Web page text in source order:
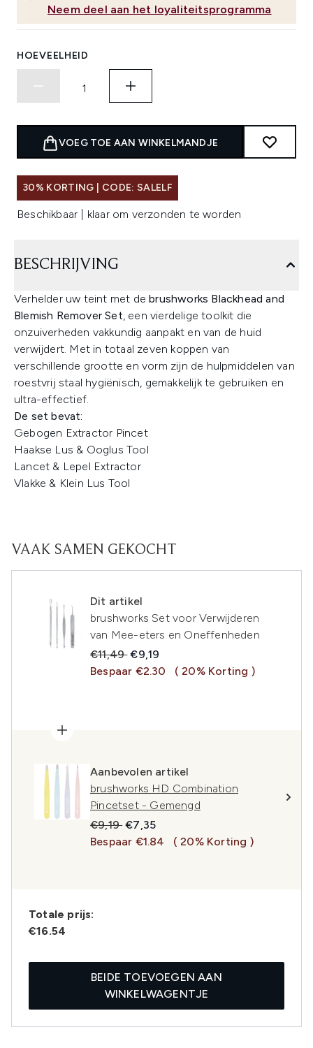
Neem deel aan het loyaliteitsprogramma
HOEVEELHEID
VOEG TOE AAN WINKELMANDJE
30% KORTING | CODE: SALELF
Beschikbaar | klaar om verzonden te worden
BESCHRIJVING
Verhelder uw teint met debrushworks Blackhead and
Blemish Remover Set, een vierdelige toolkit die
onzuiverheden vakkundig aanpakt en van de huid
verwijdert. Met in totaal zeven koppen van
verschillende grootte en vorm zijn de hulpmiddelen van
roestvrij staal hygiënisch, gemakkelijk te gebruiken en
ultra-effectief.
De set bevat:
Gebogen Extractor Pincet
Haakse Lus & Ooglus Tool
Lancet & Lepel Extractor
Vlakke & Klein Lus Tool
VAAK SAMEN GEKOCHT
Dit artikel
brushworks Set voor Verwijderen
van Mee-eters en Oneffenheden
Recommended Retail Price:
€11,49Huidige prijs:
€9,19
Bespaar €2.30
( 20% Korting )
Aanbevolen artikel
brushworks HD Combination
Pincetset - Gemengd
Recommended Retail Price:
€9,19Huidige prijs:
€7,35
Bespaar €1.84
( 20% Korting )
Totale prijs:
€16.54
BEIDE TOEVOEGEN AAN
WINKELWAGENTJE